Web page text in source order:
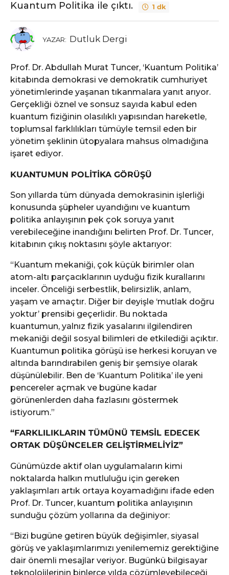
y
ö
c
e
Kuantum Politika ile çıktı.
1 dk
YAZAR: Dutluk Dergi
Prof. Dr. Abdullah Murat Tuncer, ‘Kuantum Politika’
kitabında demokrasi ve demokratik cumhuriyet
yönetimlerinde yaşanan tıkanmalara yanıt arıyor.
Gerçekliği öznel ve sonsuz sayıda kabul eden
kuantum fiziğinin olasılıklı yapısından hareketle,
toplumsal farklılıkları tümüyle temsil eden bir
yönetim şeklinin ütopyalara mahsus olmadığına
işaret ediyor.
KUANTUMUN POLİTİKA GÖRÜŞÜ
Son yıllarda tüm dünyada demokrasinin işlerliği
konusunda şüpheler uyandığını ve kuantum
politika anlayışının pek çok soruya yanıt
verebileceğine inandığını belirten Prof. Dr. Tuncer,
kitabının çıkış noktasını şöyle aktarıyor:
“Kuantum mekaniği, çok küçük birimler olan
atom-altı parçacıklarının uyduğu fizik kurallarını
inceler. Önceliği serbestlik, belirsizlik, anlam,
yaşam ve amaçtır. Diğer bir deyişle ‘mutlak doğru
yoktur’ prensibi geçerlidir. Bu noktada
kuantumun, yalnız fizik yasalarını ilgilendiren
mekaniği değil sosyal bilimleri de etkilediği açıktır.
Kuantumun politika görüşü ise herkesi koruyan ve
altında barındırabilen geniş bir şemsiye olarak
düşünülebilir. Ben de ‘Kuantum Politika’ ile yeni
pencereler açmak ve bugüne kadar
görünenlerden daha fazlasını göstermek
istiyorum.”
“FARKLILIKLARIN TÜMÜNÜ TEMSİL EDECEK
ORTAK DÜŞÜNCELER GELİŞTİRMELİYİZ”
Günümüzde aktif olan uygulamaların kimi
noktalarda halkın mutluluğu için gereken
yaklaşımları artık ortaya koyamadığını ifade eden
Prof. Dr. Tuncer, kuantum politika anlayışının
sunduğu çözüm yollarına da değiniyor:
“Bizi bugüne getiren büyük değişimler, siyasal
görüş ve yaklaşımlarımızı yenilememiz gerektiğine
dair önemli mesajlar veriyor. Bugünkü bilgisayar
teknolojilerinin binlerce yılda çözümleyebileceği